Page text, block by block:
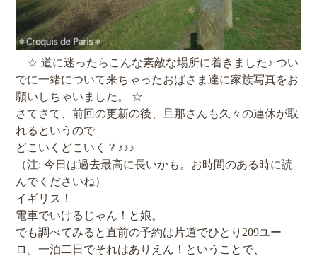
☆ 道に迷ったらこんな素敵な場所に着きました♪ つい
でに一緒について来ちゃったおばさま達に家族写真をお
願いしちゃいました。 ☆
さてさて、前回の更新の後、旦那さんも久々の連休が取
れるというので
どこいくどこいく？♪♪♪
（注: 今日は過去最高に長いかも。お時間のある時に読
んでくださいね）
イギリス！
電車でいけるじゃん！と娘。
でも調べてみると直前の予約は片道でひとり209ユー
ロ。一泊二日でそれはありえん！ということで、